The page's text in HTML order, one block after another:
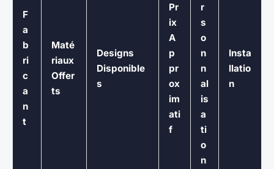
F
a
b
ri
c
a
n
t
Maté
riaux
Offer
ts
Designs
Disponible
s
Pr
ix
A
p
pr
ox
im
ati
f
r
s
o
n
n
al
is
a
ti
o
n
Insta
llatio
n